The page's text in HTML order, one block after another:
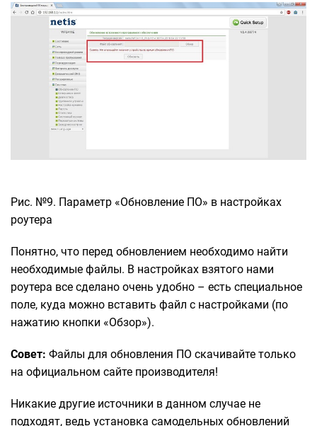
Рис. №9. Параметр «Обновление ПО» в настройках
роутера
Понятно, что перед обновлением необходимо найти
необходимые файлы. В настройках взятого нами
роутера все сделано очень удобно – есть специальное
поле, куда можно вставить файл с настройками (по
нажатию кнопки «Обзор»).
Совет: Файлы для обновления ПО скачивайте только
на официальном сайте производителя!
Никакие другие источники в данном случае не
подходят, ведь установка самодельных обновлений